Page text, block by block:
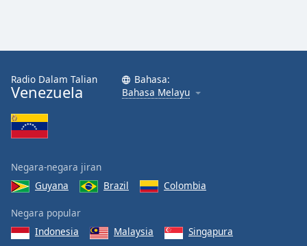
Radio Dalam Talian
Venezuela
Bahasa:
Bahasa Melayu
Negara-negara jiran
Guyana
Brazil Colombia
Negara popular
Indonesia
Malaysia
Singapura